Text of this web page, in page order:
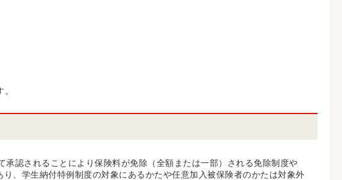
認されることにより保険料が免除（全額または一部）される免除制度や
、学生納付特例制度の対象にあるかたや任意加入被保険者のかたは対象外